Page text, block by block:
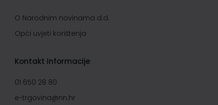
O Narodnim novinama d.d.
Opći uvjeti korištenja
Kontakt informacije
01 650 28 80
e-trgovina@nn.hr